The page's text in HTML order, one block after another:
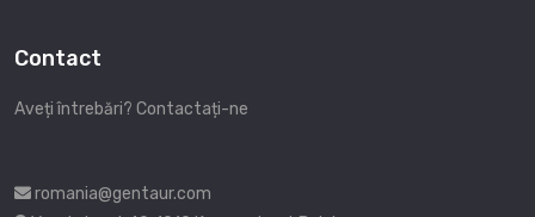
Contact
Aveți întrebări? Contactați-ne
romania@gentaur.com